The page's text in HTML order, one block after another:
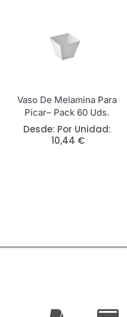
Vaso De Melamina Para
Picar– Pack 60 Uds.
Desde: Por Unidad:
10,44 €